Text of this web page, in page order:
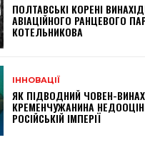
ПОЛТАВСЬКІ КОРЕНІ
АВІАЦІЙНОГО РАНЦЕВОГО
КОТЕЛЬНИКОВА
ІННОВАЦІЇ
ЯК ПІДВОДНИЙ ЧОВЕН-
КРЕМЕНЧУЖАНИНА
РОСІЙСЬКІЙ ІМПЕРІЇ